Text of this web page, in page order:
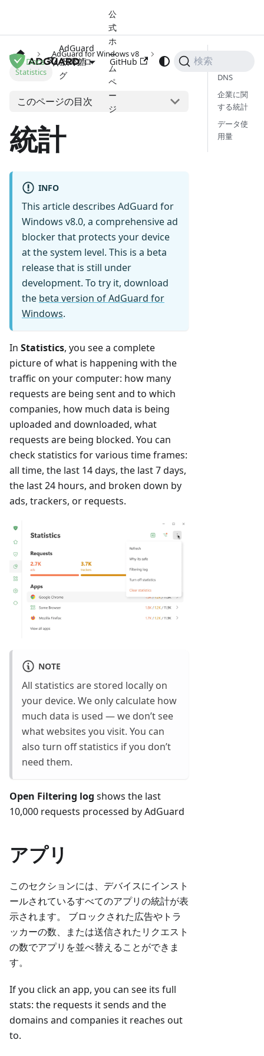
Docs
AdGuard
公式ブロ
グ
公
式
ホ
ー
ム
ペ
ー
ジ
日本語 GitHub 検索
AdGuard for Windows v8
Statistics
このページの目次
統計
INFO
This article describes AdGuard for
Windows v8.0, a comprehensive ad
blocker that protects your device
at the system level. This is a beta
release that is still under
development. To try it, download
the beta version of AdGuard for
Windows.
In Statistics, you see a complete
picture of what is happening with the
traffic on your computer: how many
requests are being sent and to which
companies, how much data is being
uploaded and downloaded, what
requests are being blocked. You can
check statistics for various time frames:
all time, the last 14 days, the last 7 days,
the last 24 hours, and broken down by
ads, trackers, or requests.
NOTE
All statistics are stored locally on
your device. We only calculate how
much data is used — we don’t see
what websites you visit. You can
also turn off statistics if you don’t
need them.
Open Filtering log shows the last
10,000 requests processed by AdGuard
アプリ
このセクションには、デバイスにインスト
ールされているすべてのアプリの統計が表
示されます。 ブロックされた広告やトラ
ッカーの数、または送信されたリクエスト
の数でアプリを並べ替えることができま
す。
If you click an app, you can see its full
stats: the requests it sends and the
domains and companies it reaches out
to.
DNS
企業に関
する統計
データ使
用量